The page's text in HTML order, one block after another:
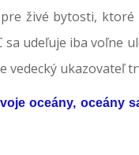
živé bytosti,
sa udeľuje iba voľne
vedecký ukazovateľ
oceány, oceány